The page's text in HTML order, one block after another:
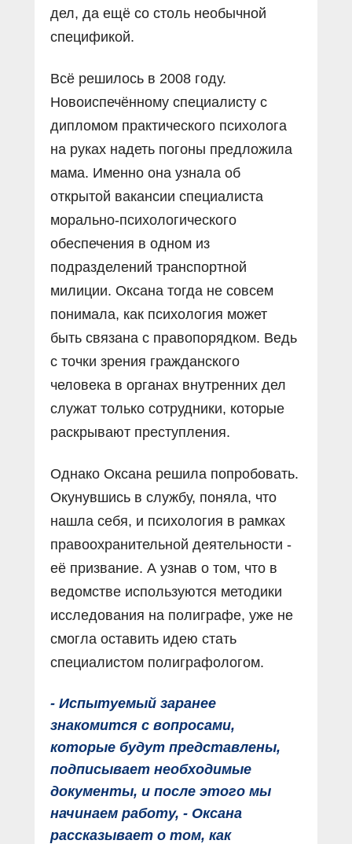
дел, да ещё со столь необычной
спецификой.
Всё решилось в 2008 году.
Новоиспечённому специалисту с
дипломом практического психолога
на руках надеть погоны предложила
мама. Именно она узнала об
открытой вакансии специалиста
морально-психологического
обеспечения в одном из
подразделений транспортной
милиции. Оксана тогда не совсем
понимала, как психология может
быть связана с правопорядком. Ведь
с точки зрения гражданского
человека в органах внутренних дел
служат только сотрудники, которые
раскрывают преступления.
Однако Оксана решила попробовать.
Окунувшись в службу, поняла, что
нашла себя, и психология в рамках
правоохранительной деятельности -
её призвание. А узнав о том, что в
ведомстве используются методики
исследования на полиграфе, уже не
смогла оставить идею стать
специалистом полиграфологом.
- Испытуемый заранее
знакомится с вопросами,
которые будут представлены,
подписывает необходимые
документы, и после этого мы
начинаем работу, - Оксана
рассказывает о том, как